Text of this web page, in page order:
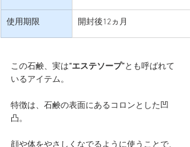
使用期限 開封後12ヵ月
この石鹸、実は“エステソープ”とも呼ばれて
いるアイテム。
特徴は、石鹸の表面にあるコロンとした凹
凸。
顔や体をやさしくなでるように使うことで、